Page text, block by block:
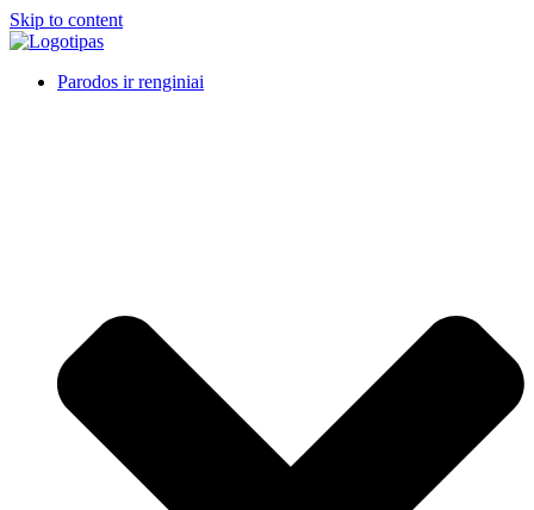
Skip to content
Parodos ir renginiai